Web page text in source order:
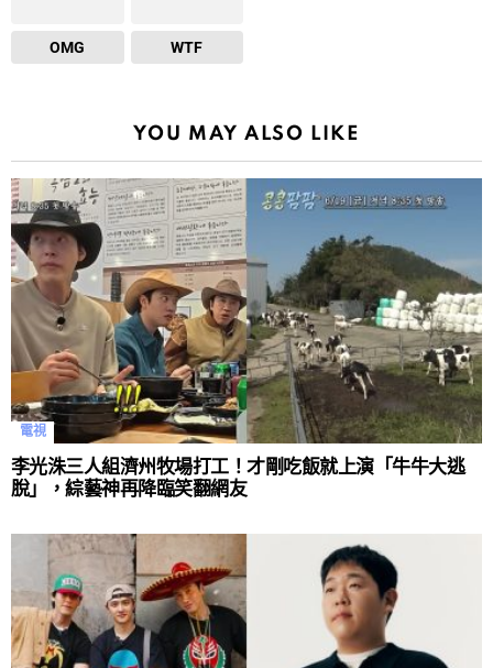
OMG WTF
YOU MAY ALSO LIKE
電視
李光洙三人組濟州牧場打工！才剛吃飯就上演「牛牛大逃
脫」，綜藝神再降臨笑翻網友